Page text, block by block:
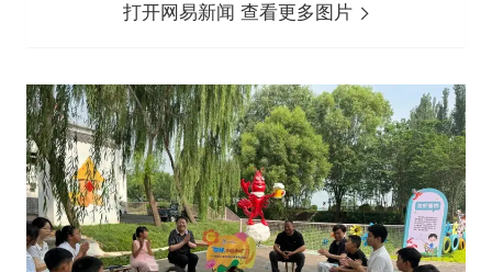
打开网易新闻 查看更多图片